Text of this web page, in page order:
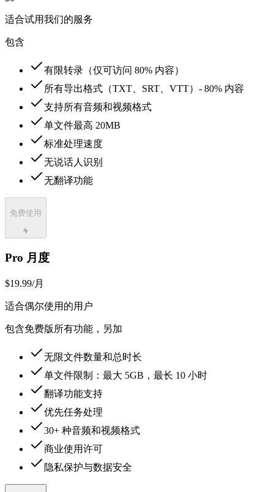
适合试用我们的服务
包含
有限转录（仅可访问 80% 内容）
所有导出格式（TXT、SRT、VTT）- 80% 内容
支持所有音频和视频格式
单文件最高 20MB
标准处理速度
无说话人识别
无翻译功能
免费使用
Pro 月度
$19.99/月
适合偶尔使用的用户
包含免费版所有功能，另加
无限文件数量和总时长
单文件限制：最大 5GB，最长 10 小时
翻译功能支持
优先任务处理
30+ 种音频和视频格式
商业使用许可
隐私保护与数据安全